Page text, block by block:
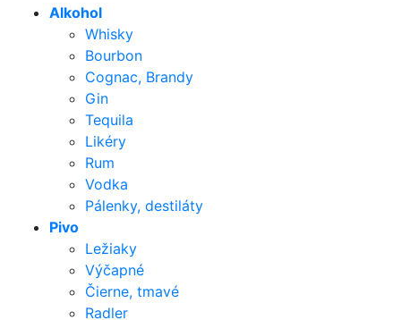
Alkohol
Whisky
Bourbon
Cognac, Brandy
Gin
Tequila
Likéry
Rum
Vodka
Pálenky, destiláty
Pivo
Ležiaky
Výčapné
Čierne, tmavé
Radler